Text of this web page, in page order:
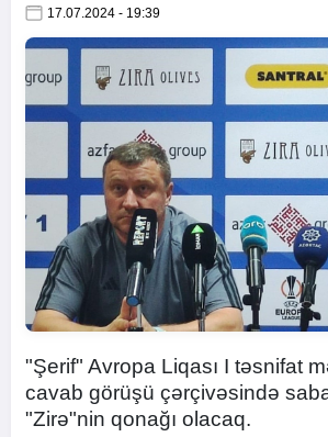
17.07.2024 - 19:39
"Şerif" Avropa Liqası I təsnifat
cavab görüşü çərçivəsində
"Zirə"nin qonağı olacaq.